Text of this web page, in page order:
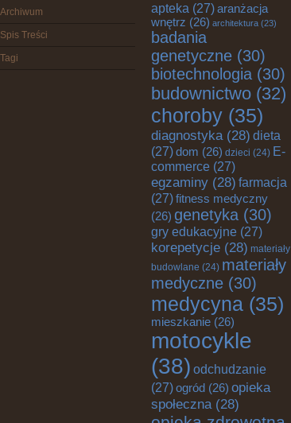
Archiwum
Spis Treści
Tagi
apteka (27)aranżacja
wnętrz (26) architektura (23)
badania
genetyczne (30)
biotechnologia (30)
budownictwo (32)
choroby (35)
diagnostyka(28) dieta
(27)dom (26) dzieci (24) E-
commerce (27)
egzaminy (28) farmacja
(27)fitness medyczny
(26) genetyka (30)
gry edukacyjne (27)
korepetycje (28) materiały
budowlane (24) materiały
medyczne (30)
medycyna (35)
mieszkanie (26)
motocykle
(38) odchudzanie
(27)ogród (26) opieka
społeczna(28)